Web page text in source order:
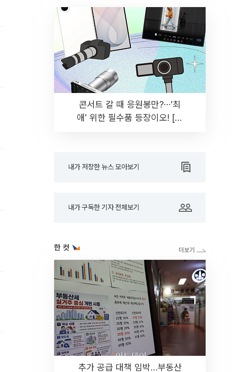
콘서트 갈 때 응원봉만?⋯'최
애' 위한 필수품 등장이오! [솔
내가 저장한 뉴스 모아보기
내가 구독한 기자 전체보기
한 컷
추가 공급 대책 임박…부동산